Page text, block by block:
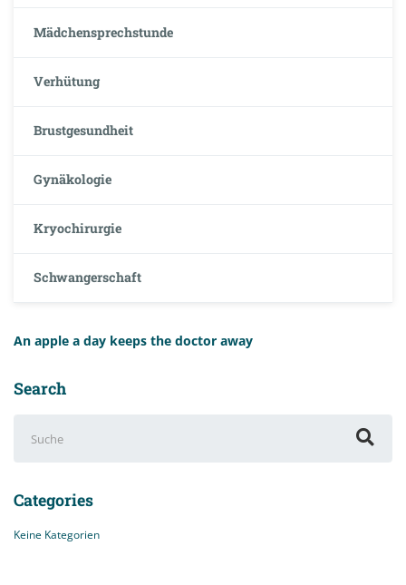
Mädchensprechstunde
Verhütung
Brustgesundheit
Gynäkologie
Kryochirurgie
Schwangerschaft
An apple a day keeps the doctor away
Search
nach:
Categories
Keine Kategorien